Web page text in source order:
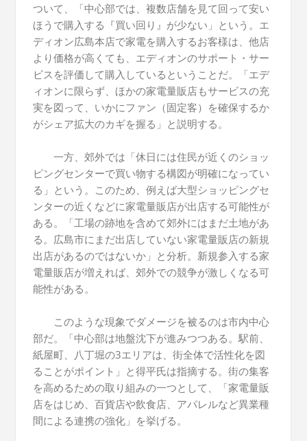
ついて、「中心部では、複数店舗を見て回って安い
ほうで購入する『買い回り』が少ない」という。エ
ディオン広島本店で家電を購入するお客様は、他店
より価格が高くても、エディオンのサポート・サー
ビスを評価して購入しているということだ。「エデ
ィオンに限らず、ほかの家電量販店もサービスの充
実を図って、いかにファン（固定客）を確保するか
がシェア拡大のカギを握る」と説明する。
一方、郊外では「休日には住民が近くのショッ
ピングセンターで買い物する構図が明確になってい
る」という。このため、例えば大型ショッピングセ
ンターの近くなどに家電量販店が出店する可能性が
ある。「工場の跡地を含めて郊外にはまだ土地があ
る。広島市にまだ出店していない家電量販店の新規
出店があるのではないか」と分析。新規参入する家
電量販店が増えれば、郊外での競争が激しくなる可
能性がある。
このような現象でダメージを被るのは市内中心
部だ。「中心部は地盤沈下が進みつつある。駅前、
紙屋町、八丁堀の3エリアは、街全体で活性化を図
ることがポイント」と得平氏は指摘する。街の集客
を高めるための取り組みの一つとして、「家電量販
店をはじめ、百貨店や飲食店、アパレルなど異業種
間による連携の強化」を挙げる。